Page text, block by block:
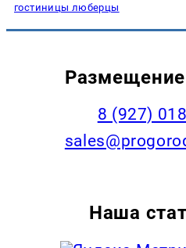
гостиницы люберцы
8 (927)
Наша